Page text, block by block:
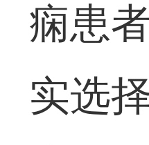
痫患
实选